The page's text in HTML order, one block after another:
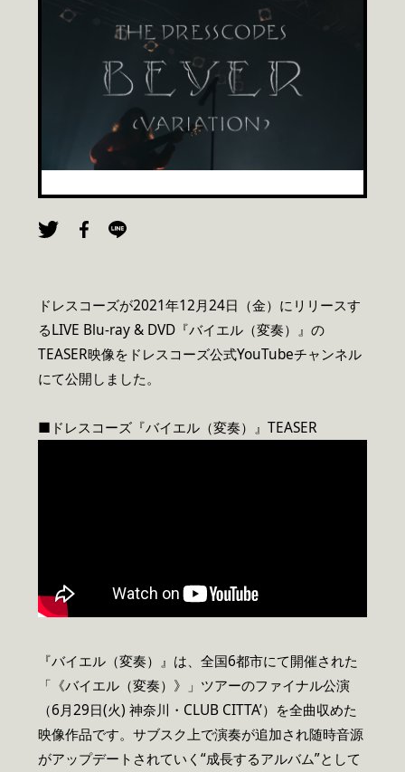
ドレスコーズが2021年12月24日（金）にリリースす
るLIVE Blu-ray & DVD『バイエル（変奏）』の
TEASER映像をドレスコーズ公式YouTubeチャンネル
にて公開しました。
■ドレスコーズ『バイエル（変奏）』TEASER
『バイエル（変奏）』は、全国6都市にて開催された
「《バイエル（変奏）》」ツアーのファイナル公演
（6月29日(火) 神奈川・CLUB CITTA’）を全曲収めた
映像作品です。サブスク上で演奏が追加され随時音源
がアップデートされていく“成長するアルバム”として